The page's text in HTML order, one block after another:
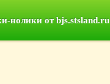
нолики от bjs.stsland.ru